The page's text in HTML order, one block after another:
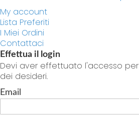
My account
Lista Preferiti
I Miei Ordini
Contattaci
Effettua il login
Devi aver effettuato l'accesso
dei desideri.
Email